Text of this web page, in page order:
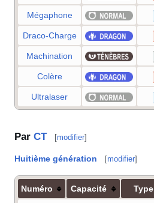
Mégaphone
Draco-Charge
Machination
Colère
Ultralaser
Par CT [modifier]
Huitième génération [modifier]
Numéro Capacité Type